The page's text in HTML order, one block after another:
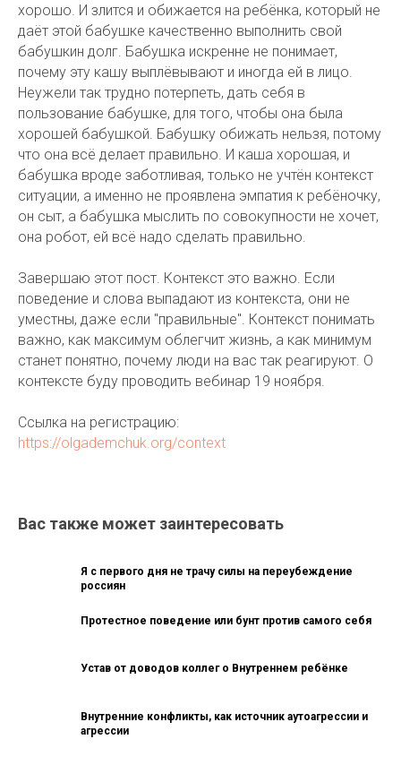
хорошо. И злится и обижается на ребёнка, который не
даёт этой бабушке качественно выполнить свой
бабушкин долг. Бабушка искренне не понимает,
почему эту кашу выплёвывают и иногда ей в лицо.
Неужели так трудно потерпеть, дать себя в
пользование бабушке, для того, чтобы она была
хорошей бабушкой. Бабушку обижать нельзя, потому
что она всё делает правильно. И каша хорошая, и
бабушка вроде заботливая, только не учтён контекст
ситуации, а именно не проявлена эмпатия к ребёночку,
он сыт, а бабушка мыслить по совокупности не хочет,
она робот, ей всё надо сделать правильно.
Завершаю этот пост. Контекст это важно. Если
поведение и слова выпадают из контекста, они не
уместны, даже если "правильные". Контекст понимать
важно, как максимум облегчит жизнь, а как минимум
станет понятно, почему люди на вас так реагируют. О
контексте буду проводить вебинар 19 ноября.
Ссылка на регистрацию:
https://olgademchuk.org/context
Вас также может заинтересовать
Я с первого дня не трачу силы на переубеждение
россиян
Протестное поведение или бунт против самого себя
Устав от доводов коллег о Внутреннем ребёнке
Внутренние конфликты, как источник аутоагрессии и
агрессии